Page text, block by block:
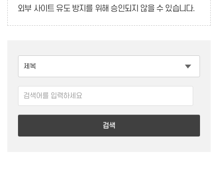
외부 사이트 유도 방지를 위해 승인되지 않을 수 있습니다.
검색